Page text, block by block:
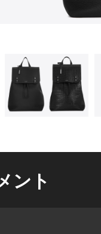
ント